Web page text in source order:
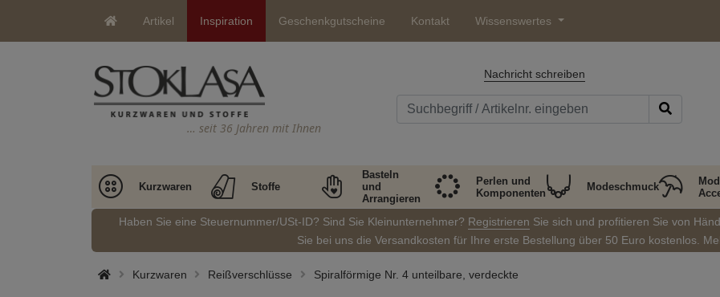
Artikel Inspiration Geschenkgutscheine Kontakt Wissenswertes
… seit 36 Jahren mit Ihnen
Nachricht schreiben
Kurzwaren Stoffe
Basteln
und
Arrangieren
Perlen und
Komponenten
Modeschmuck
Haben Sie eine Steuernummer/USt-ID? Sind Sie Kleinunternehmer? Registrieren Sie sich und profitieren Sie von
Sie bei uns die Versandkosten für Ihre erste Bestellung über 50 Euro kostenlos.
Kurzwaren Reißverschlüsse Spiralförmige Nr. 4 unteilbare, verdeckte